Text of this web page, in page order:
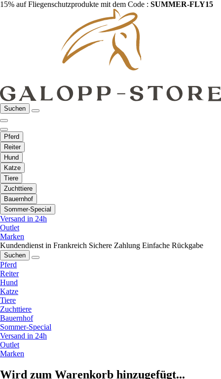
15% auf Fliegenschutzprodukte mit dem Code : SUMMER-FLY15
Suchen
Pferd
Reiter
Hund
Katze
Tiere
Zuchttiere
Bauernhof
Sommer-Special
Versand in 24h
Outlet
Marken
Kundendienst in Frankreich Sichere Zahlung Einfache Rückgabe
Suchen
Pferd
Reiter
Hund
Katze
Tiere
Zuchttiere
Bauernhof
Sommer-Special
Versand in 24h
Outlet
Marken
Wird zum Warenkorb hinzugefügt...